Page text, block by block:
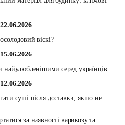
22.06.2026
віскі?
15.06.2026
найулюбленішими серед українців
12.06.2026
суші після доставки, якщо не
за наявності варикозу та